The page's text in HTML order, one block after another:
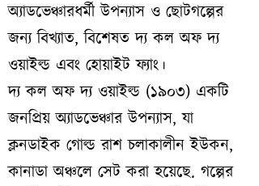
অ্যাডভেঞ্চারধর্মী উপন্যাস ও ছোটগল্পের
জন্য বিখ্যাত, বিশেষত দ্য কল অফ দ্য
ওয়াইল্ড এবং হোয়াইট ফ্যাং।
দ্য কল অফ দ্য ওয়াইল্ড (১৯০৩) একটি
জনপ্রিয় অ্যাডভেঞ্চার উপন্যাস, যা
ক্লনডাইক গোল্ড রাশ চলাকালীন ইউকন,
কানাডা অঞ্চলে সেট করা হয়েছে. গল্পের